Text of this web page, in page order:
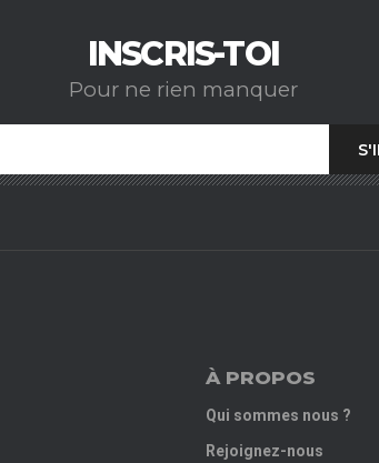
INSCRIS-TOI
Pour ne rien manquer
À PROPOS
Qui sommes nous ?
Rejoignez-nous